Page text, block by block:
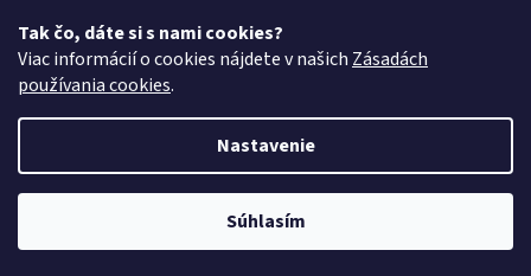
Tak čo, dáte si s nami cookies?
Viac informácií o cookies nájdete v našich Zásadách
používania cookies.
Nastavenie
Súhlasím
HĽADAŤ
Vytvoril Shoptet
PK Group SK. Všetky práva vyhradené.
Získajte 5% zľavu na prvý nákup